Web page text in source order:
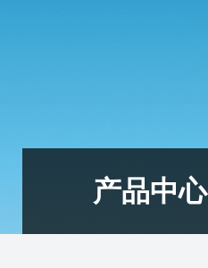
产品中心